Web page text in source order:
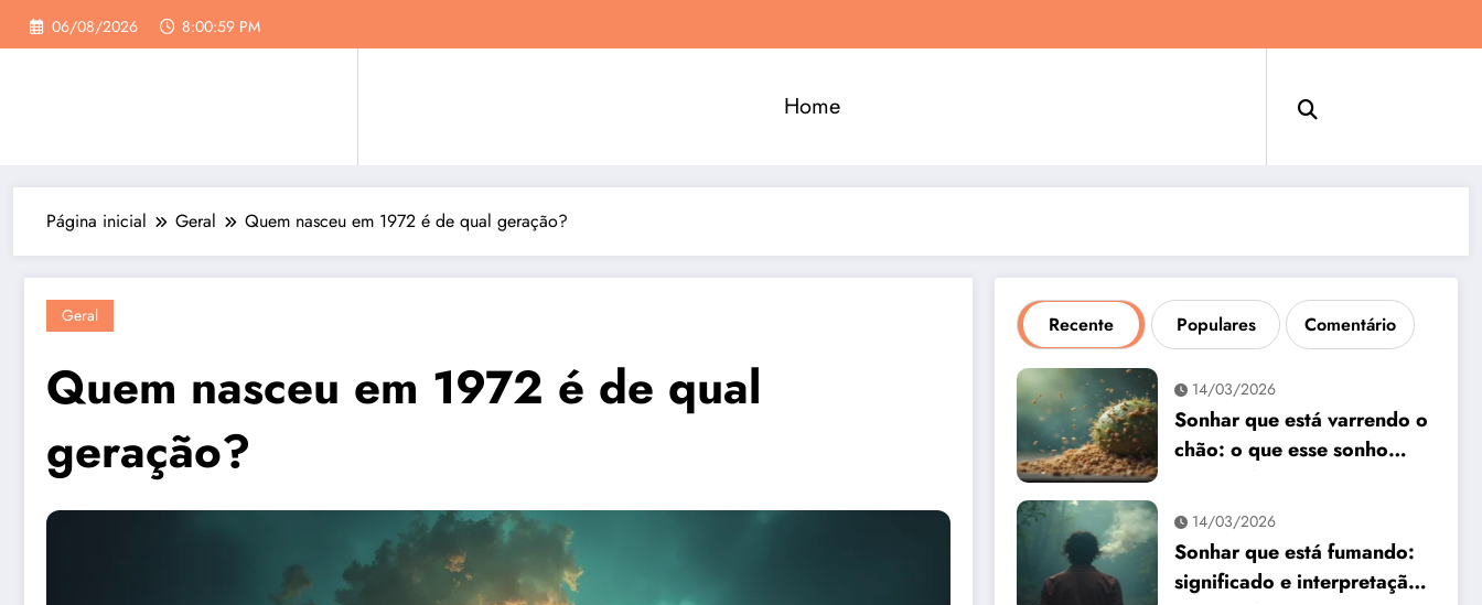
Pular
para
06/08/2026 8:01:00 PM
Home
Página inicial Geral Quem nasceu em 1972 é de qual geração?
Geral
Quem nasceu em 1972 é de qual
geração?
Recente Populares Comentário
14/03/2026
Sonhar que está varrendo o
chão: o que esse sonho
14/03/2026
Sonhar que está fumando:
significado e interpretação